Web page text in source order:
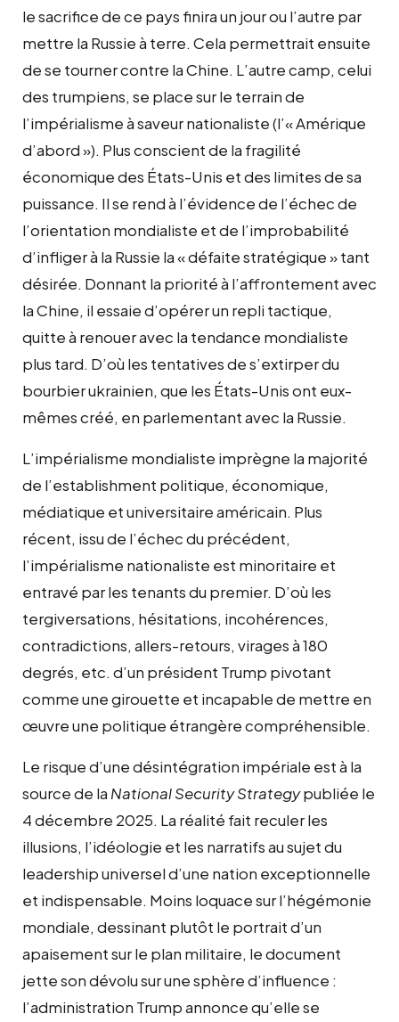
le sacrifice de ce pays finira un jour ou l’autre par
mettre la Russie à terre. Cela permettrait ensuite
de se tourner contre la Chine. L’autre camp, celui
des trumpiens, se place sur le terrain de
l’impérialisme à saveur nationaliste (l’« Amérique
d’abord »). Plus conscient de la fragilité
économique des États-Unis et des limites de sa
puissance. Il se rend à l’évidence de l’échec de
l’orientation mondialiste et de l’improbabilité
d’infliger à la Russie la « défaite stratégique » tant
désirée. Donnant la priorité à l’affrontement avec
la Chine, il essaie d’opérer un repli tactique,
quitte à renouer avec la tendance mondialiste
plus tard. D’où les tentatives de s’extirper du
bourbier ukrainien, que les États-Unis ont eux-
mêmes créé, en parlementant avec la Russie.
L’impérialisme mondialiste imprègne la majorité
de l’establishment politique, économique,
médiatique et universitaire américain. Plus
récent, issu de l’échec du précédent,
l’impérialisme nationaliste est minoritaire et
entravé par les tenants du premier. D’où les
tergiversations, hésitations, incohérences,
contradictions, allers-retours, virages à 180
degrés, etc. d’un président Trump pivotant
comme une girouette et incapable de mettre en
œuvre une politique étrangère compréhensible.
Le risque d’une désintégration impériale est à la
source de la National Security Strategypubliée le
4 décembre 2025. La réalité fait reculer les
illusions, l’idéologie et les narratifs au sujet du
leadership universel d’une nation exceptionnelle
et indispensable. Moins loquace sur l’hégémonie
mondiale, dessinant plutôt le portrait d’un
apaisement sur le plan militaire, le document
jette son dévolu sur une sphère d’influence :
l’administration Trump annonce qu’elle se